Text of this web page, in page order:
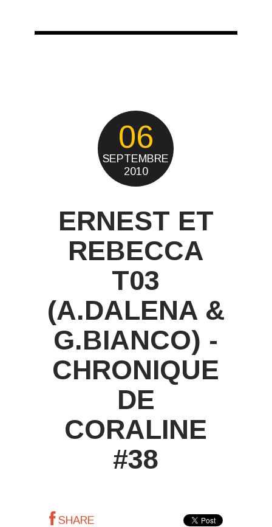
06
SEPTEMBRE
2010
ERNEST ET
REBECCA
T03
(A.DALENA &
G.BIANCO) -
CHRONIQUE
DE
CORALINE
#38
SHARE